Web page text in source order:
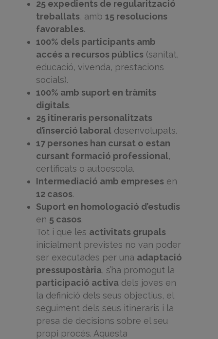
25 expedients de regularització
treballats, amb 15 resolucions
favorables.
100% dels participants amb
accés a recursos públics (sanitat,
educació, vivenda, prestacions
socials).
100% amb suport en tràmits
digitals.
25 itineraris personalitzats
d’inserció laboral desenvolupats.
17 persones han cursat o estan
cursant formació professional,
certificats o autoescola.
Intermediació amb empreses en
12 casos.
Suport en homologació d’estudis
en 5 casos.
Tot i que les activitats grupals
inicialment previstes no van poder
ser executades per una adaptació
pressupostària, s’ha promogut la
participació activa dels joves en
la definició dels seus objectius, el
seguiment dels seus itineraris i la
presa de decisions sobre el seu
propi procés. Aquesta